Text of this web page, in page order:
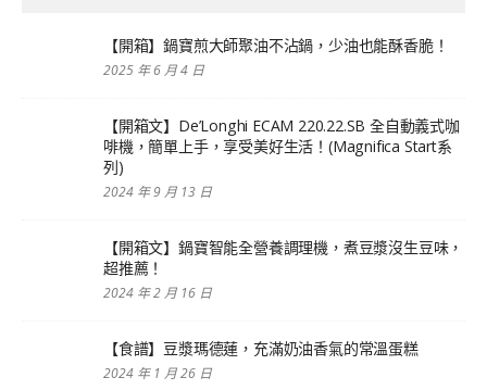
【開箱】鍋寶煎大師聚油不沾鍋，少油也能酥香脆！
2025 年 6 月 4 日
【開箱文】De’Longhi ECAM 220.22.SB 全自動義式咖
啡機，簡單上手，享受美好生活！(Magnifica Start系
列)
2024 年 9 月 13 日
【開箱文】鍋寶智能全營養調理機，煮豆漿沒生豆味，
超推薦！
2024 年 2 月 16 日
【食譜】豆漿瑪德蓮，充滿奶油香氣的常溫蛋糕
2024 年 1 月 26 日